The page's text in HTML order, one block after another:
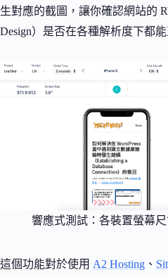
生對應的截圖，讓你確認網站的
Design）是否在各種解析度下都能
響應式測試：各裝置螢幕
這個功能對於使用 A2 Hosting 、